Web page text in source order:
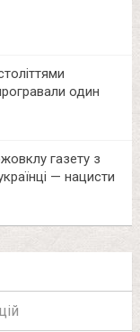
один
газету з
— нацисти